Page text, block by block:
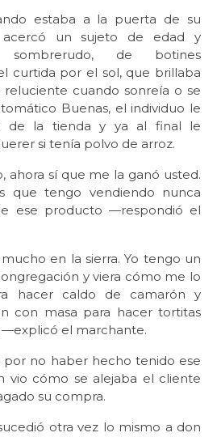
estaba a la puerta de su
acercó un sujeto de edad y
sombrerudo, de botines
curtida por el sol, que brillaba
cuando sonreía o se
Buenas, el individuo le
de la tienda y ya al final le
si tenía polvo de arroz.
sí que me la ganó usted.
que tengo vendiendo nunca
ese producto —respondió el
en la sierra. Yo tengo un
y viera cómo me lo
hacer caldo de camarón y
con masa para hacer tortitas
—explicó el marchante.
no haber hecho tenido ese
vio cómo se alejaba el cliente
su compra.
otra vez lo mismo a don